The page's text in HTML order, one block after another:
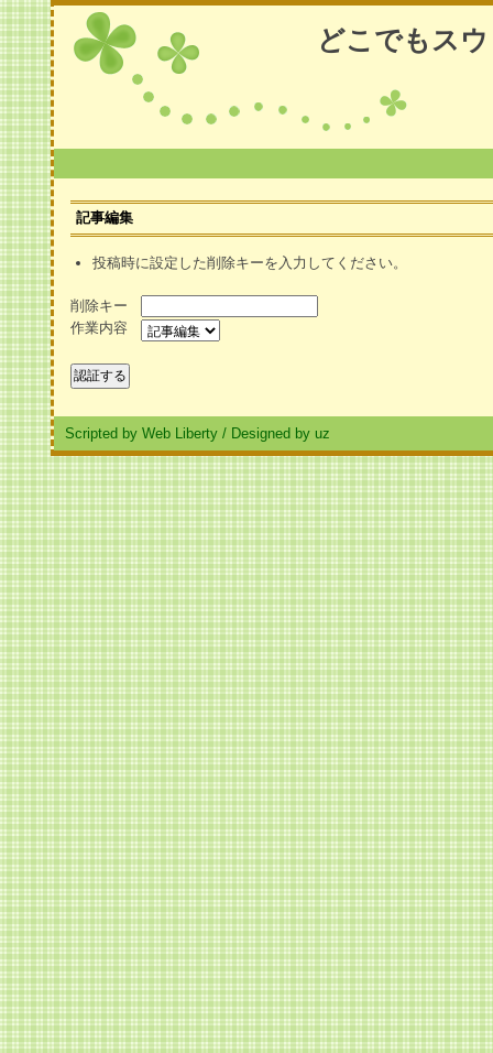
どこでもス
記事編集
投稿時に設定した削除キーを入力してください。
削除キー
作業内容
Scripted by Web Liberty / Designed by uz